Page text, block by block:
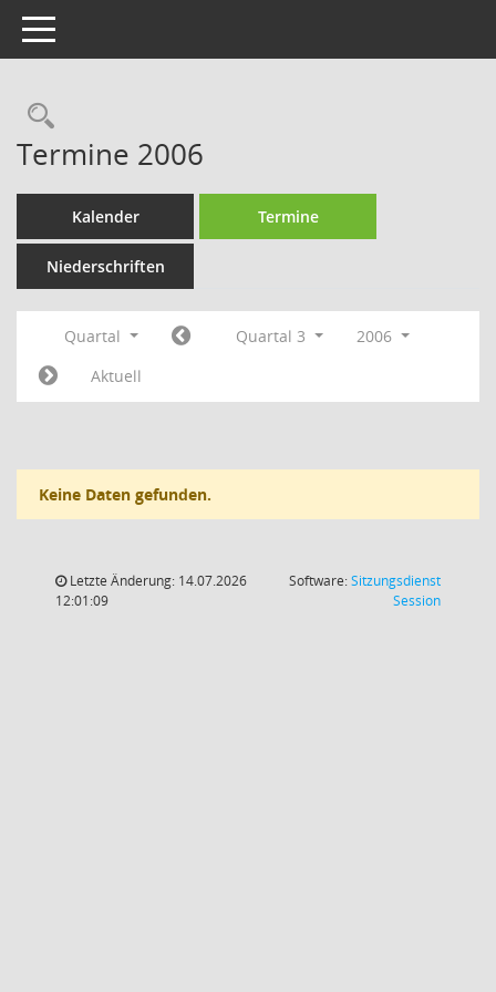
Toggle navigation
Rechercheauswahl
Termine 2006
Kalender Termine
Niederschriften
Quartal Quartal 3
2006
Aktuell
Keine Daten gefunden.
Letzte Änderung: 14.07.2026
12:01:09
Software:Sitzungsdienst
Session(Wird in